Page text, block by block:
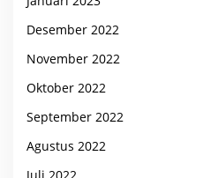
Desember 2022
November 2022
Oktober 2022
September 2022
Agustus 2022
Juli 2022